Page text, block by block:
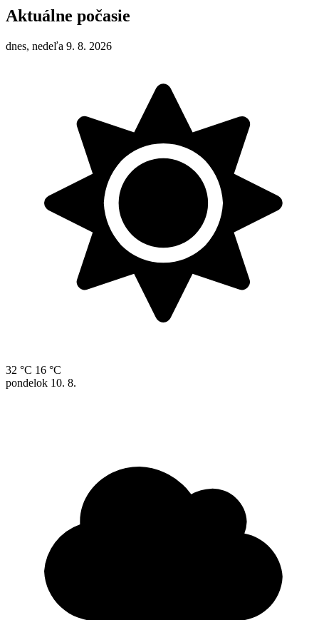
Aktuálne počasie
dnes, nedeľa 9. 8. 2026
32 °C 16 °C
pondelok 10. 8.